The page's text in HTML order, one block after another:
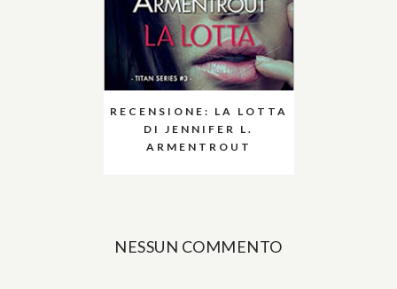
RECENSIONE: LA LOTTA
DI JENNIFER L.
ARMENTROUT
NESSUN COMMENTO